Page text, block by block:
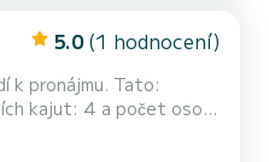
5.0 (1 hodnocení)
k pronájmu. Tato:
dovolené v okolí Pro